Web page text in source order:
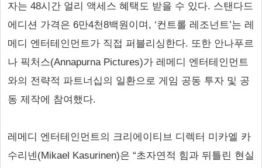
자는 48시간 얼리 액세스 혜택도 받을 수 있다. 스탠다드
에디션 가격은 6만4천8백원이며, ‘컨트롤 레조넌트’는 레
메디 엔터테인먼트가 직접 퍼블리싱한다. 또한 안나푸르
나 픽처스(Annapurna Pictures)가 레메디 엔터테인먼트
와의 전략적 파트너십의 일환으로 게임 공동 투자 및 공
동 제작에 참여했다.
레메디 엔터테인먼트의 크리에이티브 디렉터 미카엘 카
수리넨(Mikael Kasurinen)은 “초자연적 힘과 뒤틀린 현실